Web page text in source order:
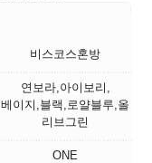
비스코스혼방
연보라,아이보리,
베이지,블랙,로얄블루,올
리브그린
ONE